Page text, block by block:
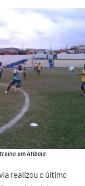
em Atibaia
realizou o último